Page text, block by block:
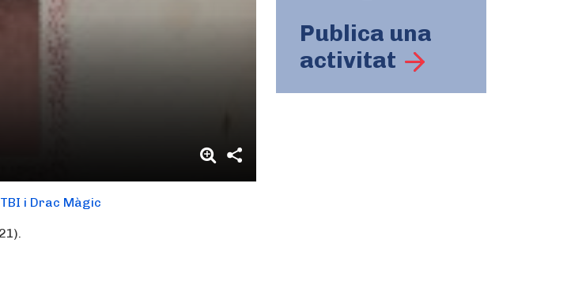
i Drac Màgic
Publica una
activitat